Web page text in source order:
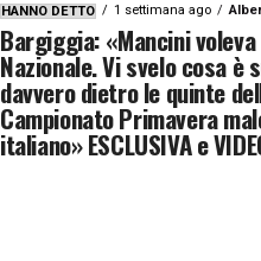
HANNO DETTO 1 settimana ago
Bargiggia: «Mancini
Nazionale. Vi svelo cosa è
davvero dietro le quinte
Campionato Primavera
italiano» ESCLUSIVA e